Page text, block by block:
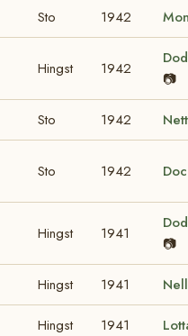
Sto 1942
Hingst 1942
📷
Sto 1942
Sto 1942
Hingst 1941
📷
Hingst 1941
Hingst 1941